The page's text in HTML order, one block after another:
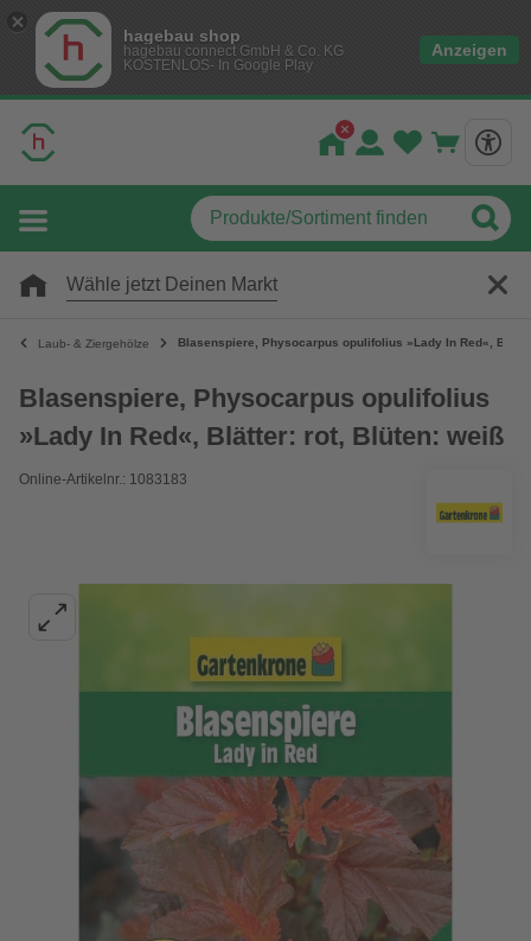
hagebau shop
hagebau connect GmbH & Co. KG
KOSTENLOS- In Google Play
Anzeigen
Wähle jetzt Deinen Markt
Laub- & Ziergehölze Blasenspiere, Physocarpus opulifolius »Lady In Red«,
Blasenspiere, Physocarpus opulifolius
»Lady In Red«, Blätter: rot, Blüten: weiß
Online-Artikelnr.: 1083183